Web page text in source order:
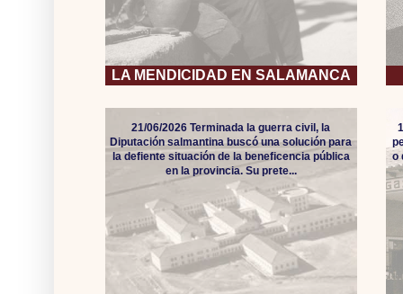
LA MENDICIDAD EN SALAMANCA
21/06/2026 Terminada la guerra civil, la
Diputación salmantina buscó una solución para
la defiente situación de la beneficencia pública
en la provincia. Su prete...
o